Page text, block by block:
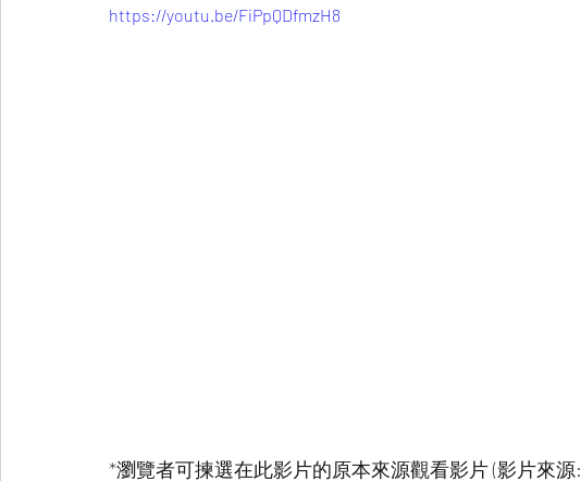
https://youtu.be/FiPpQDfmzH8
*瀏覽者可揀選在此影片的原本來源觀看影片 (影片來源: